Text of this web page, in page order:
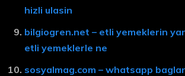
hizli ulasin
bilgiogren.net – etli yemeklerin
etli yemeklerle ne
sosyalmag.com – whatsapp